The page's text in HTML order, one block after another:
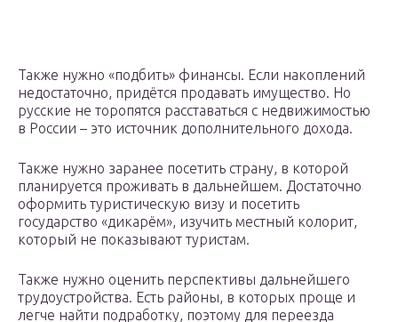
Также нужно «подбить» финансы. Если накоплений
недостаточно, придётся продавать имущество. Но
русские не торопятся расставаться с недвижимостью
в России – это источник дополнительного дохода.
Также нужно заранее посетить страну, в которой
планируется проживать в дальнейшем. Достаточно
оформить туристическую визу и посетить
государство «дикарём», изучить местный колорит,
который не показывают туристам.
Также нужно оценить перспективы дальнейшего
трудоустройства. Есть районы, в которых проще и
легче найти подработку, поэтому для переезда